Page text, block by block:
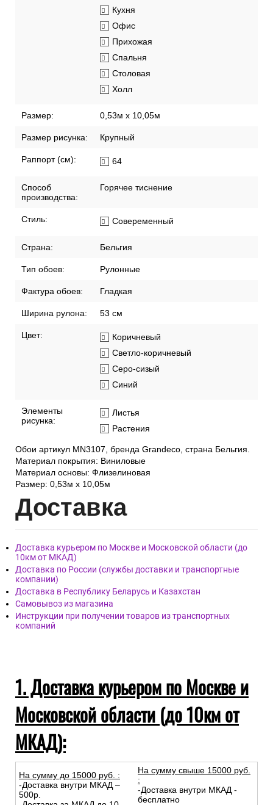
Кухня
Офис
Прихожая
Спальня
Столовая
Холл
Размер: 0,53м x 10,05м
Размер рисунка: Крупный
Раппорт (см): 64
Способ
производства:
Горячее тиснение
Стиль: Совеременный
Страна: Бельгия
Тип обоев: Рулонные
Фактура обоев: Гладкая
Ширина рулона: 53 см
Цвет:
Коричневый
Светло-коричневый
Серо-сизый
Синий
Элементы
рисунка:
Листья
Растения
Обои артикул MN3107, бренда Grandeco, страна Бельгия.
Материал покрытия: Виниловые
Материал основы: Флизелиновая
Размер: 0,53м x 10,05м
Доставка
Доставка курьером по Москве и Московской области (до
10км от МКАД)
Доставка по России (службы доставки и транспортные
компании)
Доставка в Республику Беларусь и Казахстан
Самовывоз из магазина
Инструкции при получении товаров из транспортных
компаний
1. Доставка курьером по Москве и
Московской области (до 10км от
МКАД):
На сумму до 15000 руб. :
-Доставка внутри МКАД –
500р.
На сумму свыше 15000 руб.
:
-Доставка внутри МКАД -
бесплатно